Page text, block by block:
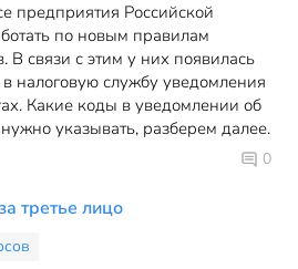
предприятия Российской
по новым правилам
В связи с этим у них появилась
в налоговую службу уведомления
Какие коды в уведомлении об
указывать, разберем далее.
0
третье лицо